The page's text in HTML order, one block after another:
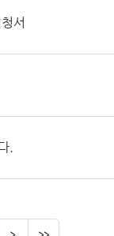
서
.